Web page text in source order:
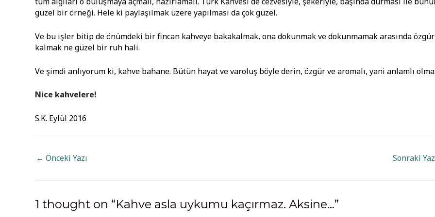
güzel bir örneği. Hele ki paylaşılmak üzere yapılması da çok güzel.
Ve bu işler bitip de önümdeki bir fincan kahveye bakakalmak, ona dokunmak ve dokunmamak arasında özgür
kalmak ne güzel bir ruh hali.
Ve şimdi anlıyorum ki, kahve bahane. Bütün hayat ve varoluş böyle derin, özgür ve aromalı, yani anlamlı
Nice kahvelere!
S.K. Eylül 2016
YAZI
← Önceki Yazı Sonraki
1 thought on “Kahve asla uykumu kaçırmaz. Aksine…”